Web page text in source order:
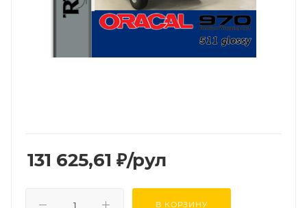
131 625,61 ₽/рул
В КОРЗИНУ